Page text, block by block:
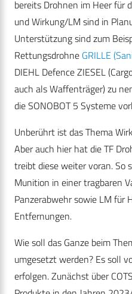
bereits Drohnen im Heer für
und Wirkung/LM sind in
Unterstützung sind zum
Rettungsdrohne GRILLE
DIEHL Defence ZIESEL
auch als Waffenträger) zu
die SONOBOT 5 Systeme
Unberührt ist das Thema
Aber auch hier hat die TF
treibt diese weiter voran. So
Munition in einer tragbaren
Panzerabwehr sowie LM für
Entfernungen.
Wie soll das Ganze beim
umgesetzt werden? Es soll
erfolgen. Zunächst über